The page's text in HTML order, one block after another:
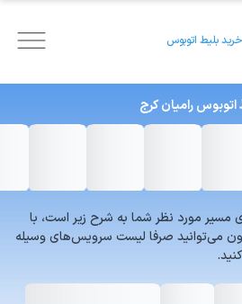
بلیط اتوبوس
اتوبوسرامیانکرج
سرویس‌های سفر۷۲۴ برای مسیر مورد نظر شما به شرح زیر است، با
ون می‌توانید صرفا لیست سرویس‌های وسیله